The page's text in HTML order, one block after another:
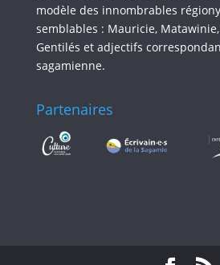
modèle des innombrables
semblables : Mauricie,
Gentilés et adjectifs
sagamienne.
Partenaires